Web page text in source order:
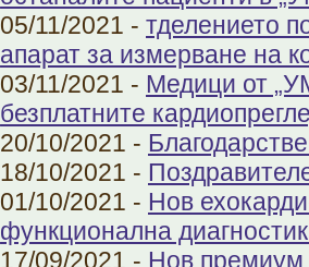
05/11/2021 - тделението
апарат за измерване на
03/11/2021 - Медици от
безплатните
20/10/2021 -
18/10/2021 -
01/10/2021 - Нов
функционална
17/09/2021 - Нов премиум